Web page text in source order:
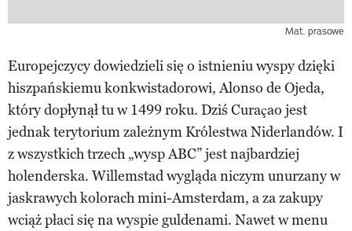
Mat. prasowe
Europejczycy dowiedzieli się o istnieniu wyspy dzięki
hiszpańskiemu konkwistadorowi, Alonso de Ojeda,
który dopłynął tu w 1499 roku. Dziś Curaçao jest
jednak terytorium zależnym Królestwa Niderlandów. I
z wszystkich trzech „wysp ABC” jest najbardziej
holenderska. Willemstad wygląda niczym unurzany w
jaskrawych kolorach mini-Amsterdam, a za zakupy
wciąż płaci się na wyspie guldenami. Nawet w menu